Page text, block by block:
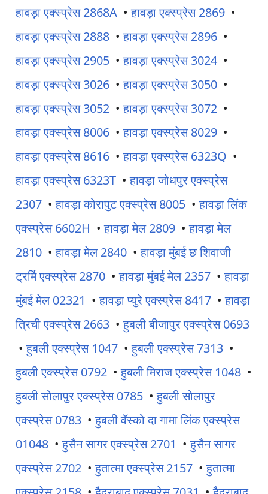
हावड़ा एक्स्प्रेस 2868A •हावड़ा एक्स्प्रेस 2869 •
हावड़ा एक्स्प्रेस 2888 •हावड़ा एक्स्प्रेस 2896 •
हावड़ा एक्स्प्रेस 2905 •हावड़ा एक्स्प्रेस 3024 •
हावड़ा एक्स्प्रेस 3026 •हावड़ा एक्स्प्रेस 3050 •
हावड़ा एक्स्प्रेस 3052 •हावड़ा एक्स्प्रेस 3072 •
हावड़ा एक्स्प्रेस 8006 •हावड़ा एक्स्प्रेस 8029 •
हावड़ा एक्स्प्रेस 8616 •हावड़ा एक्स्प्रेस 6323Q •
हावड़ा एक्स्प्रेस 6323T •हावड़ा जोधपुर एक्स्प्रेस
2307 •हावड़ा कोरापुट एक्स्प्रेस 8005 •हावड़ा लिंक
एक्स्प्रेस 6602H •हावड़ा मेल 2809 •हावड़ा मेल
2810 •हावड़ा मेल 2840 •हावड़ा मुंबई छ शिवाजी
ट्रर्मि एक्स्प्रेस 2870 •हावड़ा मुंबई मेल 2357 •हावड़ा
मुंबई मेल 02321 •हावड़ा प्युरे एक्स्प्रेस 8417 •हावड़ा
त्रिची एक्स्प्रेस 2663 •हुबली बीजापुर एक्स्प्रेस 0693
•हुबली एक्स्प्रेस 1047 •हुबली एक्स्प्रेस 7313 •
हुबली एक्स्प्रेस 0792 •हुबली मिराज एक्स्प्रेस 1048 •
हुबली सोलापुर एक्स्प्रेस 0785 •हुबली सोलापुर
एक्स्प्रेस 0783 •हुबली वॅस्को दा गामा लिंक एक्स्प्रेस
01048 •हुसैन सागर एक्स्प्रेस 2701 •हुसैन सागर
एक्स्प्रेस 2702 •हुतात्मा एक्स्प्रेस 2157 •हुतात्मा